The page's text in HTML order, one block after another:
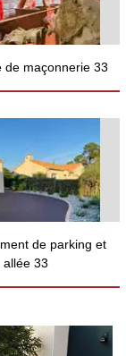
de maçonnerie 33
de parking et
allée 33